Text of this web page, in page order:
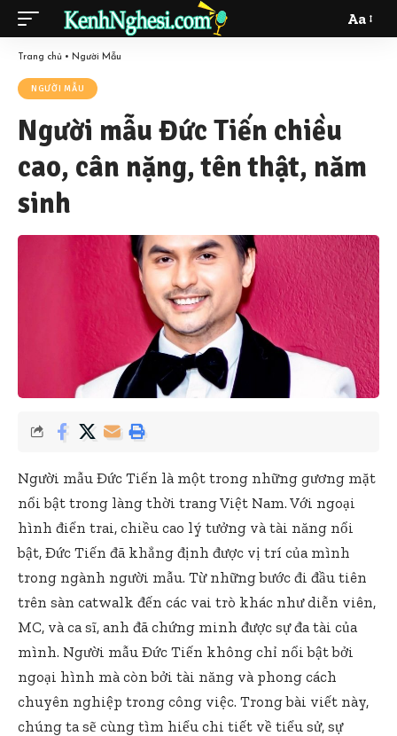
Font
Aa
Trang chủ • Người Mẫu
NGƯỜI MẪU
Người mẫu Đức Tiến chiều
cao, cân nặng, tên thật, năm
sinh
Người mẫu Đức Tiến là một trong những gương mặt
nổi bật trong làng thời trang Việt Nam. Với ngoại
hình điển trai, chiều cao lý tưởng và tài năng nổi
bật, Đức Tiến đã khẳng định được vị trí của mình
trong ngành người mẫu. Từ những bước đi đầu tiên
trên sàn catwalk đến các vai trò khác như diễn viên,
MC, và ca sĩ, anh đã chứng minh được sự đa tài của
mình. Người mẫu Đức Tiến không chỉ nổi bật bởi
ngoại hình mà còn bởi tài năng và phong cách
chuyên nghiệp trong công việc. Trong bài viết này,
chúng ta sẽ cùng tìm hiểu chi tiết về tiểu sử, sự